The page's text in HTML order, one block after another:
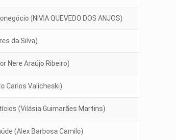
(NIVIA QUEVEDO DOS ANJOS)
da Silva)
Nere Araújo Ribeiro)
Carlos Valicheski)
(Vilásia Guimarães Martins)
(Alex Barbosa Camilo)